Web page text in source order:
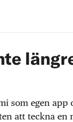
som egen app
att teckna en